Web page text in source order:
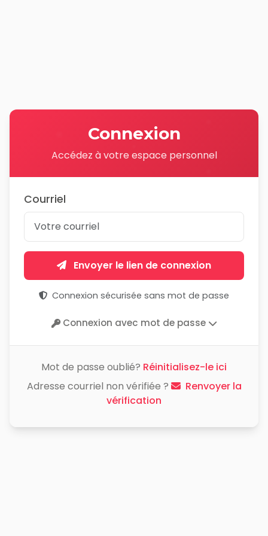
Connexion
Accédez à votre espace personnel
Courriel
Envoyer le lien de connexion
Connexion sécurisée sans mot de passe
Connexion avec mot de passe
Mot de passe oublié? Réinitialisez-le ici
Adresse courriel non vérifiée ?
Renvoyer la
vérification